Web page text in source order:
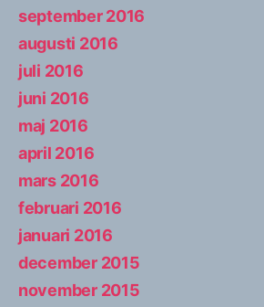
september 2016
augusti 2016
juli 2016
juni 2016
maj 2016
april 2016
mars 2016
februari 2016
januari 2016
december 2015
november 2015